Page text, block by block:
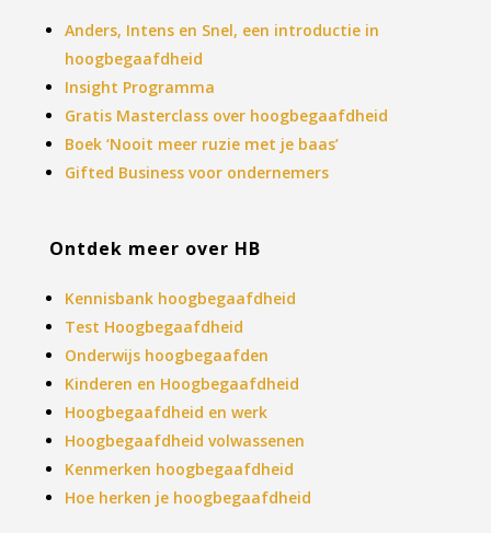
Anders, Intens en Snel, een introductie in
hoogbegaafdheid
Insight Programma
Gratis Masterclass over hoogbegaafdheid
Boek ‘Nooit meer ruzie met je baas’
Gifted Business voor ondernemers
Ontdek meer over HB
Kennisbank hoogbegaafdheid
Test Hoogbegaafdheid
Onderwijs hoogbegaafden
Kinderen en Hoogbegaafdheid
Hoogbegaafdheid en werk
Hoogbegaafdheid volwassenen
Kenmerken hoogbegaafdheid
Hoe herken je hoogbegaafdheid